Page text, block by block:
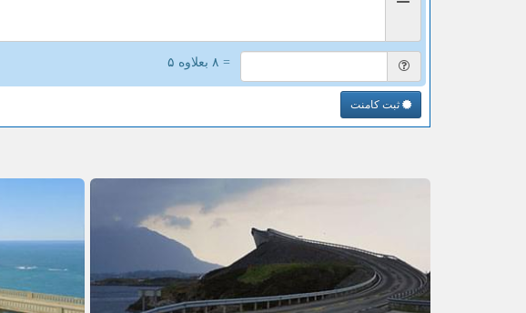
= ۸ بعلاوه ۵
ثبت کامنت